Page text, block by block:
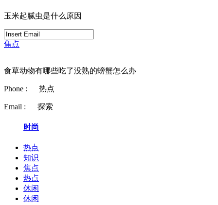
玉米起腻虫是什么原因
焦点
食草动物有哪些吃了没熟的螃蟹怎么办
Phone : 热点
Email : 探索
时尚
热点
知识
焦点
热点
休闲
休闲